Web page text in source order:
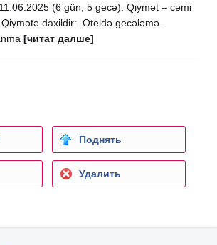
(6 gün, 5 gecə). Qiymət – cəmi
daxildir:. Oteldə gecələmə.
[читат далше]
Поднять
Удалить